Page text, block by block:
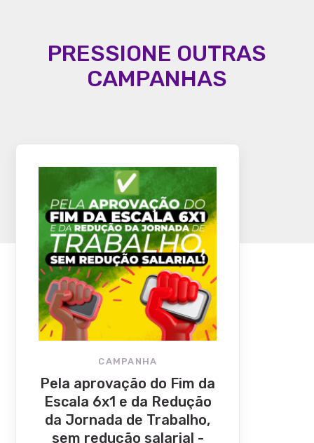
PRESSIONE OUTRAS
CAMPANHAS
CAMPANHA
Pela aprovação do Fim da
Escala 6x1 e da Redução
da Jornada de Trabalho,
sem redução salarial -